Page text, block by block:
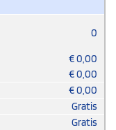
0
€0,00
€0,00
€0,00
Gratis
Gratis